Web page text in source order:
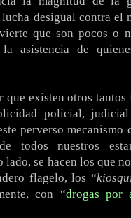
desigual contra el
que son pocos o
asistencia de
que existen otros
policial,
perverso mecanismo
todos nuestros
se hacen los que
flagelo, los “
con “drogas por